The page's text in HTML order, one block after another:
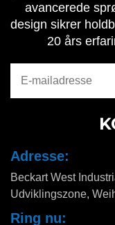
avancerede
design sikrer
20 års
Adresse:
Beckart West
Udviklingszone,
Ring nu: